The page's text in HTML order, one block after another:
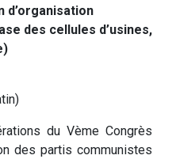
d’organisation
des cellules d’usines,
du Vème Congrès
des partis communistes